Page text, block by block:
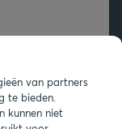
van partners
te bieden.
kunnen niet